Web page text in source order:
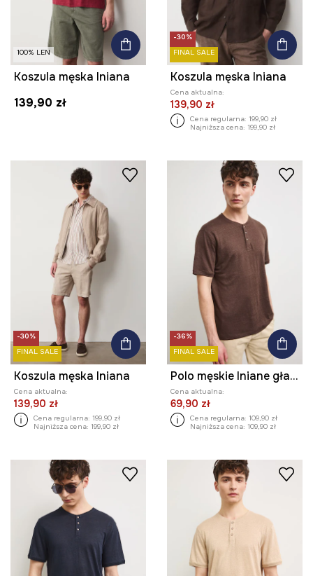
100% LEN
Koszula męska lniana
139,90 zł
-30%
FINAL SALE
Koszula męska lniana
Cena aktualna:
139,90 zł
Cena regularna: 199,90 zł
Najniższa cena: 199,90 zł
-30%
FINAL SALE
Koszula męska lniana
Cena aktualna:
139,90 zł
Cena regularna: 199,90 zł
Najniższa cena: 199,90 zł
-36%
FINAL SALE
Polo męskie lniane gładkie
Cena aktualna:
69,90 zł
Cena regularna: 109,90 zł
Najniższa cena: 109,90 zł